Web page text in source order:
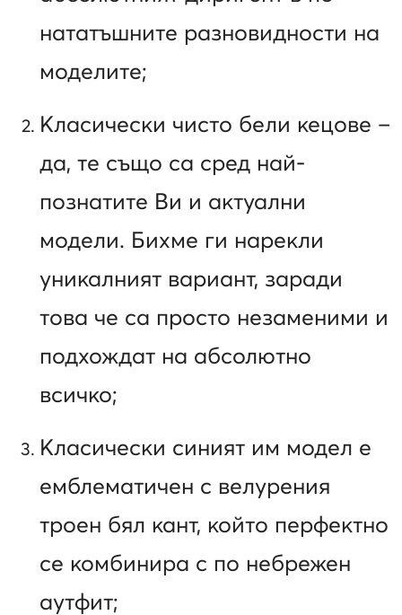
нататъшните разновидности на
моделите;
Класически чисто бели кецове –
да, те също са сред най-
познатите Ви и актуални
модели. Бихме ги нарекли
уникалният вариант, заради
това че са просто незаменими и
подхождат на абсолютно
всичко;
Класически синият им модел е
емблематичен с велурения
троен бял кант, който перфектно
се комбинира с по небрежен
аутфит;